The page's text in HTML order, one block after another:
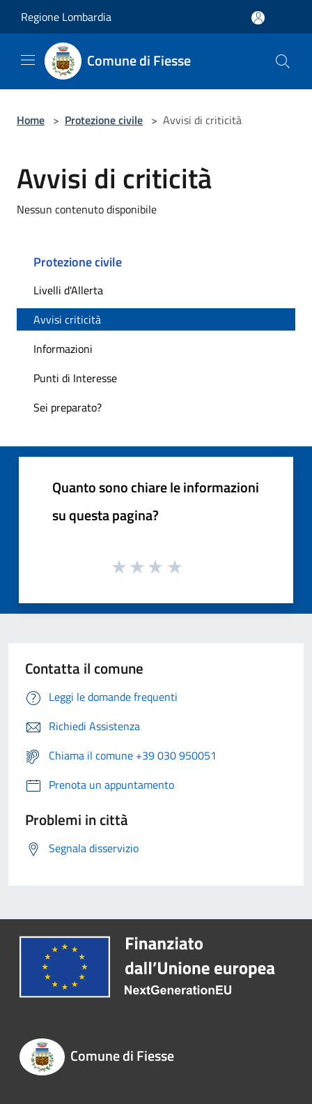
Regione Lombardia
Comune di Fiesse
Home > Protezione civile > Avvisi di criticità
Avvisi di criticità
Nessun contenuto disponibile
Protezione civile
Livelli d'Allerta
Avvisi criticità
Informazioni
Punti di Interesse
Sei preparato?
Quanto sono chiare le informazioni
su questa pagina?
Contatta il comune
Leggi le domande frequenti
Richiedi Assistenza
Chiama il comune +39 030 950051
Prenota un appuntamento
Problemi in città
Segnala disservizio
Comune di Fiesse